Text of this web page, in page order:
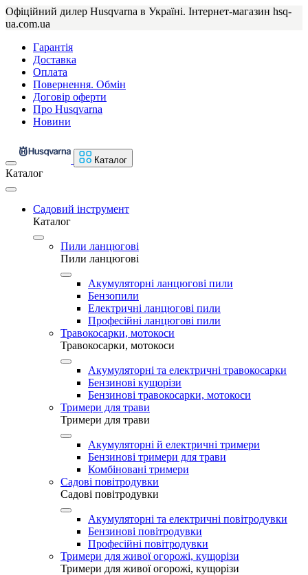
Офіційний дилер Husqvarna в Україні. Інтернет-магазин hsq-
ua.com.ua
Гарантія
Доставка
Оплата
Повернення. Обмін
Договір оферти
Про Husqvarna
Новини
Каталог
Каталог
Садовий інструмент
Каталог
Пили ланцюгові
Пили ланцюгові
Акумуляторні ланцюгові пили
Бензопили
Електричні ланцюгові пили
Професійні ланцюгові пили
Травокосарки, мотокоси
Травокосарки, мотокоси
Акумуляторні та електричні травокосарки
Бензинові кущорізи
Бензинові травокосарки, мотокоси
Тримери для трави
Тримери для трави
Акумуляторні й електричні тримери
Бензинові тримери для трави
Комбіновані тримери
Садові повітродувки
Садові повітродувки
Акумуляторні та електричні повітродувки
Бензинові повітродувки
Професійні повітродувки
Тримери для живої огорожі, кущорізи
Тримери для живої огорожі, кущорізи